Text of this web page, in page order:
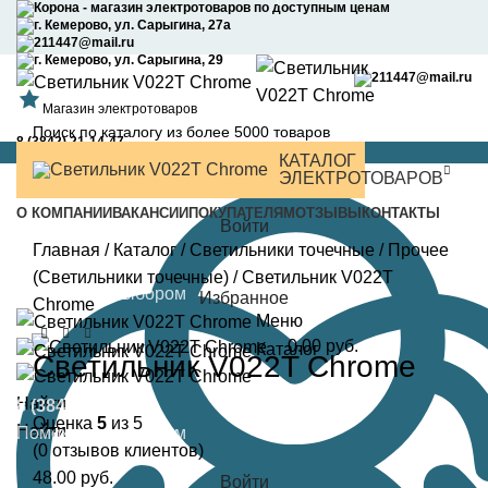
Корона - магазин электротоваров по доступным ценам
г. Кемерово, ул. Сарыгина, 27а
211447@mail.ru
г. Кемерово, ул. Сарыгина, 29
211447@mail.ru
Магазин электротоваров
8 (3842) 21-14-47
Найти
Войти
Избранное
0
0.00 руб.
Найти
Найти
Войти
0
КАТАЛОГ
ЭЛЕКТРОТОВАРОВ
О КОМПАНИИ ВАКАНСИИ ПОКУПАТЕЛЯМ ОТЗЫВЫ КОНТАКТЫ
8 (3842) 21-14-47
Поможем с выбором
Меню
Каталог
8 (3842) 21-14-47
Поможем с выбором
Главная / Каталог/ Светильники точечные / Прочее
(Светильники точечные) /Светильник V022T
Chrome
Светильник V022T Chrome
Оценка 5 из 5
(0отзывов клиентов)
48.00 руб.